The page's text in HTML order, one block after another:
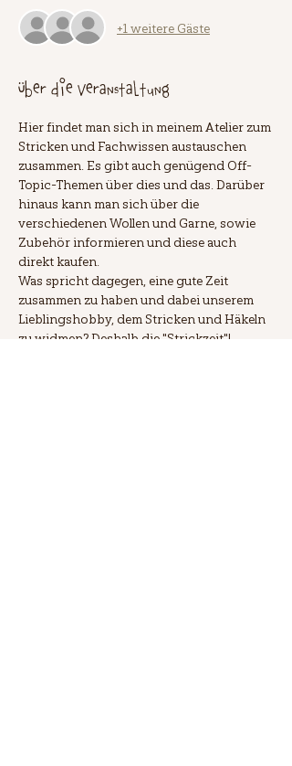
+1 weitere Gäste
Über die Veranstaltung
Hier findet man sich in meinem Atelier zum
Stricken und Fachwissen austauschen
zusammen. Es gibt auch genügend Off-
Topic-Themen über dies und das. Darüber
hinaus kann man sich über die
verschiedenen Wollen und Garne, sowie
Zubehör informieren und diese auch
direkt kaufen.
Was spricht dagegen, eine gute Zeit
zusammen zu haben und dabei unserem
Lieblingshobby, dem Stricken und Häkeln
zu widmen? Deshalb die "Strickzeit"!